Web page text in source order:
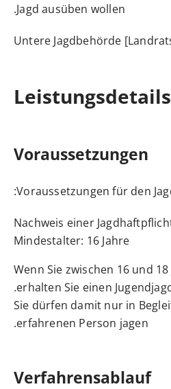
Jagd ausüben wollen.
Untere Jagdbehörde
Leistungsdetails
Voraussetzungen
Voraussetzungen für den
Nachweis einer
Mindestalter: 16 Jahre
Wenn Sie zwischen 16 und
erhalten Sie einen
Sie dürfen damit nur in
erfahrenen Person jagen.
Verfahrensablauf